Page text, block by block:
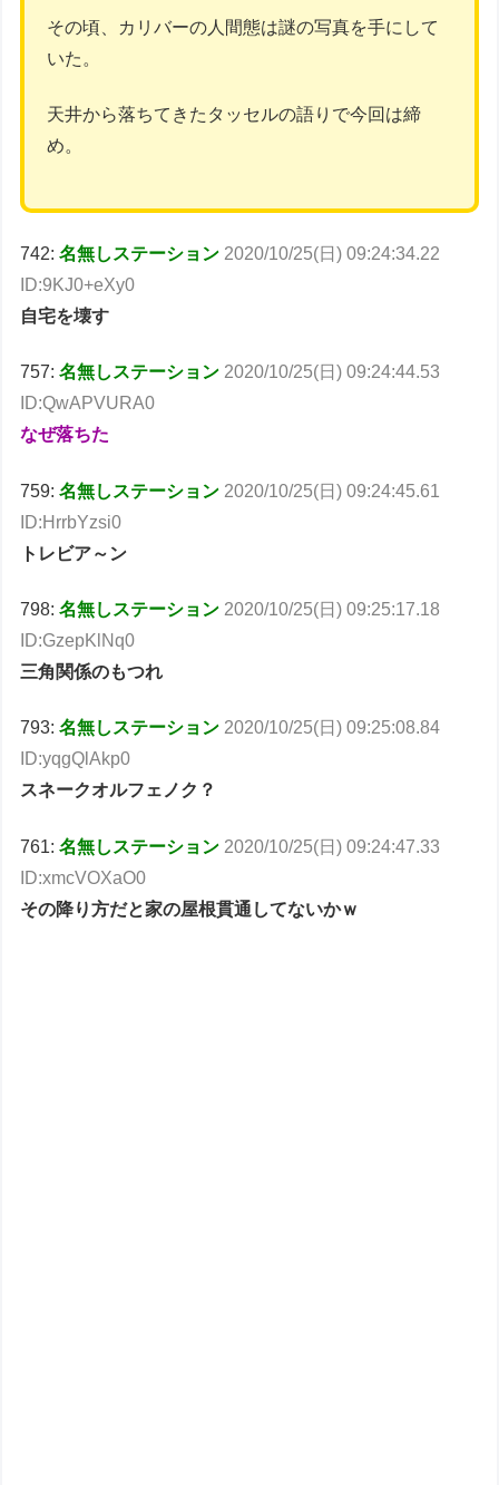
その頃、カリバーの人間態は謎の写真を手にして
いた。
天井から落ちてきたタッセルの語りで今回は締
め。
742:名無しステーション 2020/10/25(日) 09:24:34.22
ID:9KJ0+eXy0
自宅を壊す
757:名無しステーション 2020/10/25(日) 09:24:44.53
ID:QwAPVURA0
なぜ落ちた
759:名無しステーション 2020/10/25(日) 09:24:45.61
ID:HrrbYzsi0
トレビア～ン
798:名無しステーション 2020/10/25(日) 09:25:17.18
ID:GzepKlNq0
三角関係のもつれ
793:名無しステーション 2020/10/25(日) 09:25:08.84
ID:yqgQlAkp0
スネークオルフェノク？
761:名無しステーション 2020/10/25(日) 09:24:47.33
ID:xmcVOXaO0
その降り方だと家の屋根貫通してないかｗ